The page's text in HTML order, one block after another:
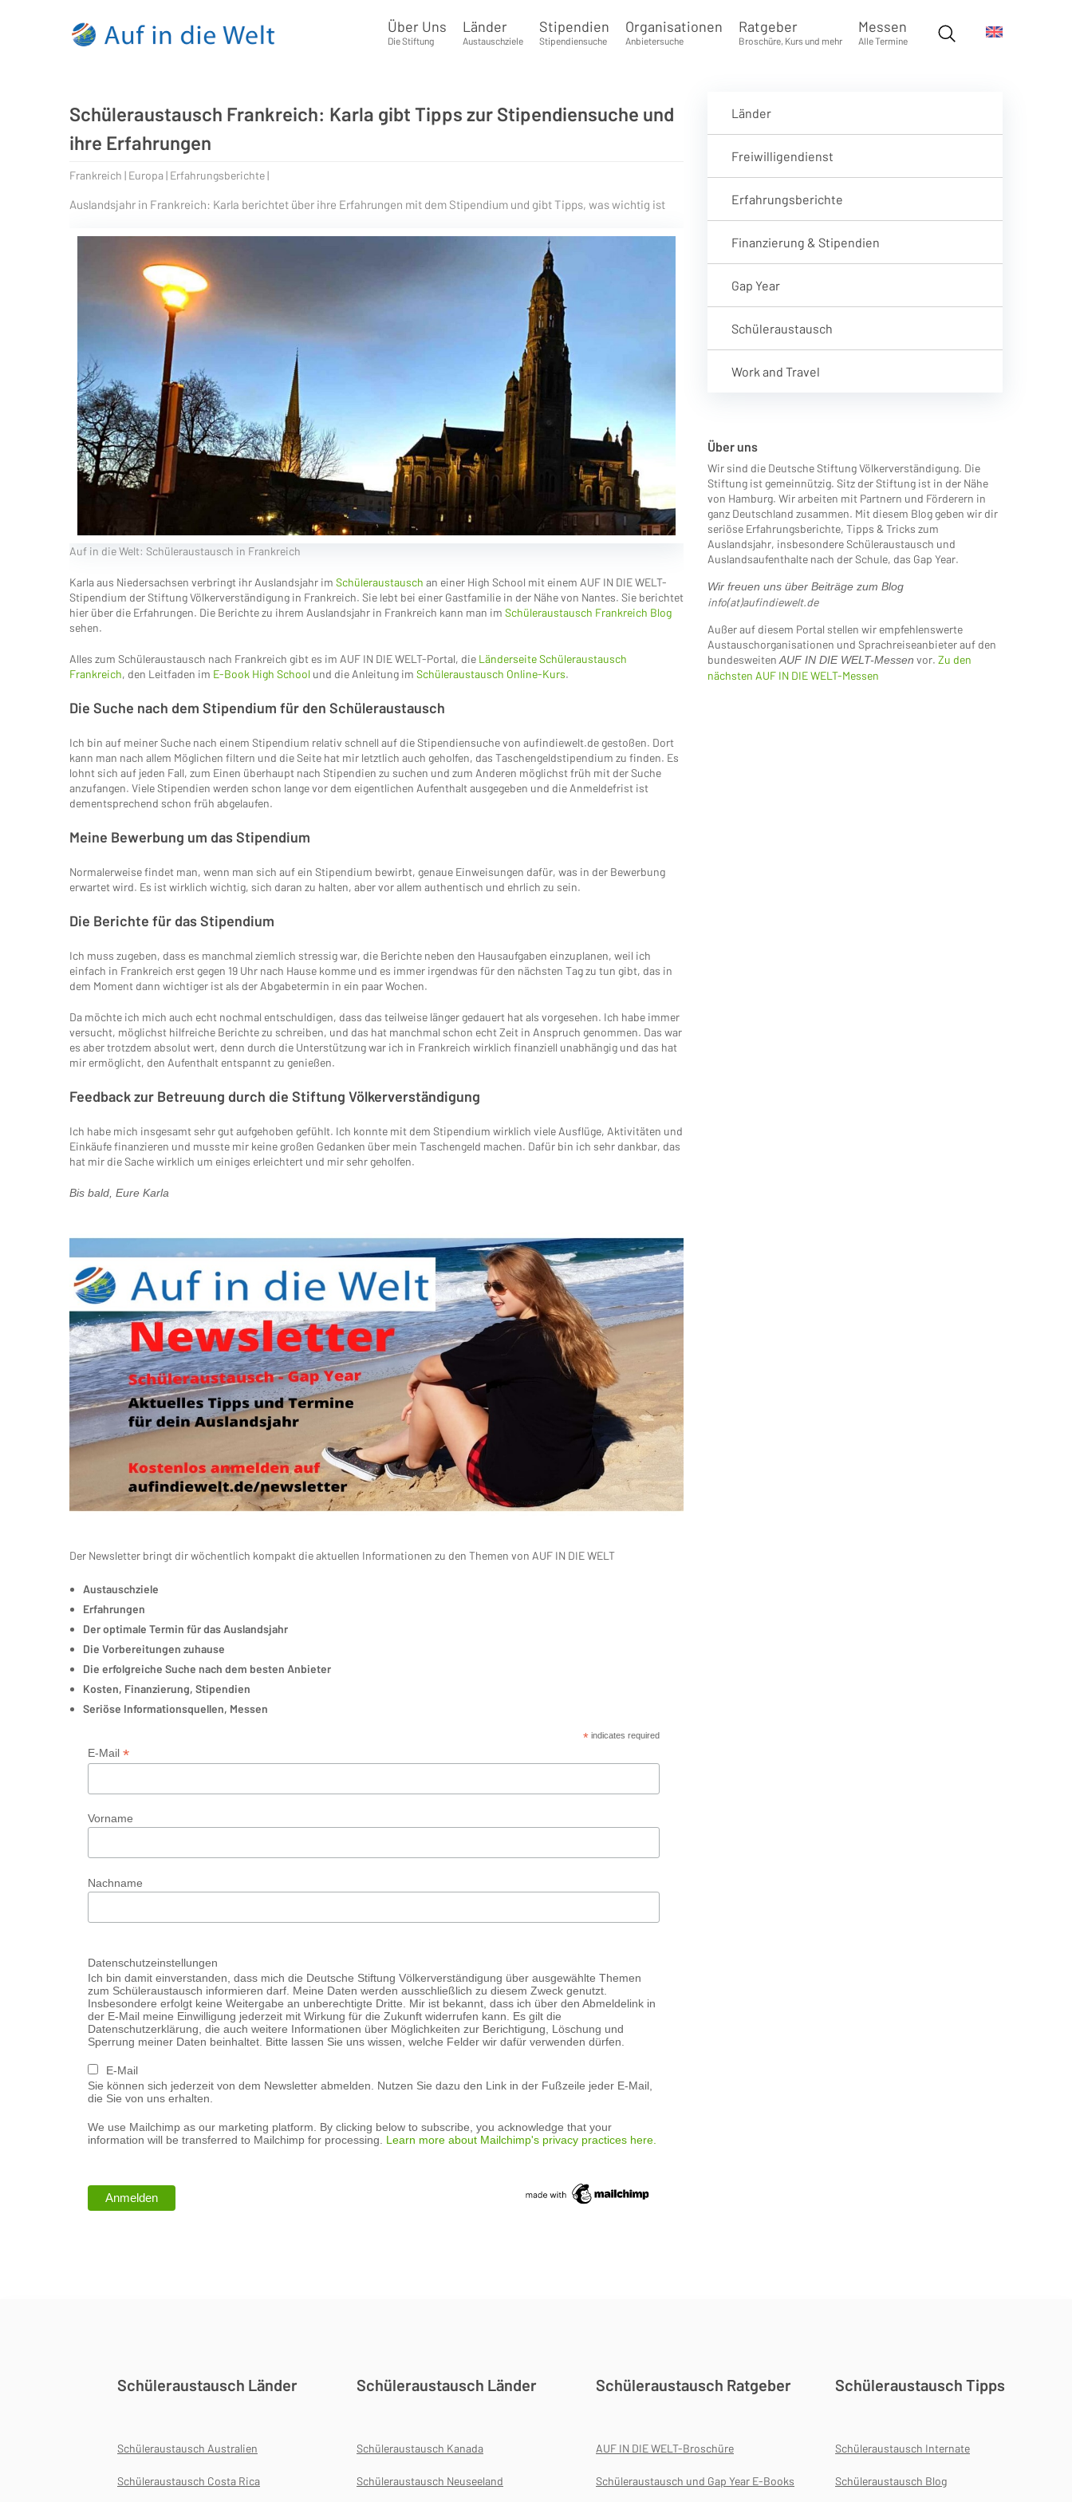
Über Uns
Die Stiftung
Länder
Austauschziele
Stipendien
Stipendiensuche
Organisationen
Anbietersuche
Ratgeber
Broschüre, Kurs und mehr
Messen
Alle Termine
Schüleraustausch Frankreich: Karla gibt Tipps zur Stipendiensuche und
ihre Erfahrungen
Frankreich | Europa | Erfahrungsberichte |
Auslandsjahr in Frankreich: Karla berichtet über ihre Erfahrungen mit dem Stipendium und gibt Tipps, was wichtig ist
Auf in die Welt: Schüleraustausch in Frankreich
Karla aus Niedersachsen verbringt ihr Auslandsjahr im Schüleraustausch an einer High School mit einem AUF IN DIE WELT-
Stipendium der Stiftung Völkerverständigung in Frankreich. Sie lebt bei einer Gastfamilie in der Nähe von Nantes. Sie berichtet
hier über die Erfahrungen. Die Berichte zu ihrem Auslandsjahr in Frankreich kann man im Schüleraustausch Frankreich Blog
sehen.
Alles zum Schüleraustausch nach Frankreich gibt es im AUF IN DIE WELT-Portal, die Länderseite Schüleraustausch
Frankreich, den Leitfaden im E-Book High School und die Anleitung im Schüleraustausch Online-Kurs.
Die Suche nach dem Stipendium für den Schüleraustausch
Ich bin auf meiner Suche nach einem Stipendium relativ schnell auf die Stipendiensuche von aufindiewelt.de gestoßen. Dort
kann man nach allem Möglichen filtern und die Seite hat mir letztlich auch geholfen, das Taschengeldstipendium zu finden. Es
lohnt sich auf jeden Fall, zum Einen überhaupt nach Stipendien zu suchen und zum Anderen möglichst früh mit der Suche
anzufangen. Viele Stipendien werden schon lange vor dem eigentlichen Aufenthalt ausgegeben und die Anmeldefrist ist
dementsprechend schon früh abgelaufen.
Meine Bewerbung um das Stipendium
Normalerweise findet man, wenn man sich auf ein Stipendium bewirbt, genaue Einweisungen dafür, was in der Bewerbung
erwartet wird. Es ist wirklich wichtig, sich daran zu halten, aber vor allem authentisch und ehrlich zu sein.
Die Berichte für das Stipendium
Ich muss zugeben, dass es manchmal ziemlich stressig war, die Berichte neben den Hausaufgaben einzuplanen, weil ich
einfach in Frankreich erst gegen 19 Uhr nach Hause komme und es immer irgendwas für den nächsten Tag zu tun gibt, das in
dem Moment dann wichtiger ist als der Abgabetermin in ein paar Wochen.
Da möchte ich mich auch echt nochmal entschuldigen, dass das teilweise länger gedauert hat als vorgesehen. Ich habe immer
versucht, möglichst hilfreiche Berichte zu schreiben, und das hat manchmal schon echt Zeit in Anspruch genommen. Das war
es aber trotzdem absolut wert, denn durch die Unterstützung war ich in Frankreich wirklich finanziell unabhängig und das hat
mir ermöglicht, den Aufenthalt entspannt zu genießen.
Feedback zur Betreuung durch die Stiftung Völkerverständigung
Ich habe mich insgesamt sehr gut aufgehoben gefühlt. Ich konnte mit dem Stipendium wirklich viele Ausflüge, Aktivitäten und
Einkäufe finanzieren und musste mir keine großen Gedanken über mein Taschengeld machen. Dafür bin ich sehr dankbar, das
hat mir die Sache wirklich um einiges erleichtert und mir sehr geholfen.
Bis bald, Eure Karla
Der Newsletter bringt dir wöchentlich kompakt die aktuellen Informationen zu den Themen von AUF IN DIE WELT
Austauschziele
Erfahrungen
Der optimale Termin für das Auslandsjahr
Die Vorbereitungen zuhause
Die erfolgreiche Suche nach dem besten Anbieter
Kosten, Finanzierung, Stipendien
Seriöse Informationsquellen, Messen
* indicates required
E-Mail*
Vorname
Nachname
Datenschutzeinstellungen
Ich bin damit einverstanden, dass mich die Deutsche Stiftung Völkerverständigung über ausgewählte Themen
zum Schüleraustausch informieren darf. Meine Daten werden ausschließlich zu diesem Zweck genutzt.
Insbesondere erfolgt keine Weitergabe an unberechtigte Dritte. Mir ist bekannt, dass ich über den Abmeldelink in
der E-Mail meine Einwilligung jederzeit mit Wirkung für die Zukunft widerrufen kann. Es gilt die
Datenschutzerklärung, die auch weitere Informationen über Möglichkeiten zur Berichtigung, Löschung und
Sperrung meiner Daten beinhaltet. Bitte lassen Sie uns wissen, welche Felder wir dafür verwenden dürfen.
E-Mail
Sie können sich jederzeit von dem Newsletter abmelden. Nutzen Sie dazu den Link in der Fußzeile jeder E-Mail,
die Sie von uns erhalten.
We use Mailchimp as our marketing platform. By clicking below to subscribe, you acknowledge that your
information will be transferred to Mailchimp for processing. Learn more about Mailchimp's privacy practices here.
Länder
Freiwilligendienst
Erfahrungsberichte
Finanzierung & Stipendien
Gap Year
Schüleraustausch
Work and Travel
Über uns
Wir sind die Deutsche Stiftung Völkerverständigung. Die
Stiftung ist gemeinnützig. Sitz der Stiftung ist in der Nähe
von Hamburg. Wir arbeiten mit Partnern und Förderern in
ganz Deutschland zusammen. Mit diesem Blog geben wir dir
seriöse Erfahrungsberichte, Tipps & Tricks zum
Auslandsjahr, insbesondere Schüleraustausch und
Auslandsaufenthalte nach der Schule, das Gap Year.
Wir freuen uns über Beiträge zum Blog
info(at)aufindiewelt.de
Außer auf diesem Portal stellen wir empfehlenswerte
Austauschorganisationen und Sprachreiseanbieter auf den
bundesweiten AUF IN DIE WELT-Messen vor. Zu den
nächsten AUF IN DIE WELT-Messen
Schüleraustausch Länder
Schüleraustausch Australien
Schüleraustausch Costa Rica
Schüleraustausch Länder
Schüleraustausch Kanada
Schüleraustausch Neuseeland
Schüleraustausch Ratgeber
AUF IN DIE WELT-Broschüre
Schüleraustausch und Gap Year E-Books
Schüleraustausch Tipps
Schüleraustausch Internate
Schüleraustausch Blog